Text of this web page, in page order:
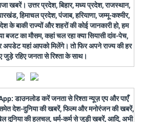
खबरें। उत्तर प्रदेश, बिहार, मध्य प्रदेश, राजस्थान,
हिमाचल प्रदेश, पंजाब, हरियाणा, जम्मू-कश्मीर,
के बाकी राज्यों और शहरों की कोई जानकारी हो, हम
बजट का मौसम, कहां चल रहा क्या सियासी दांव-पेच,
यहां आपको मिलेंगे। तो फिर अपने राज्य की हर
रहिए जनता से रिश्ता के साथ।
डाउनलोड करें जनता से रिश्ता न्यूज़ एप और पाएँ
समेत देश-दुनिया की खबरें, फिल्म और मनोरंजन की खबरें,
की हलचल, धर्म-कर्म से जुड़ी खबरें, आदि, अभी